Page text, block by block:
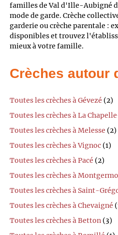
familles de Val d'Ille-Aubigné
mode de garde. Crèche
garderie ou crèche parentale :
disponibles et trouvez
mieux à votre famille.
Crèches autour
Toutes les crèches à Gévezé (2)
Toutes les crèches à La
Toutes les crèches à Melesse (2)
Toutes les crèches à Vignoc (1)
Toutes les crèches à Pacé (2)
Toutes les crèches à
Toutes les crèches à Saint-
Toutes les crèches à Chevaigné
Toutes les crèches à Betton (3)